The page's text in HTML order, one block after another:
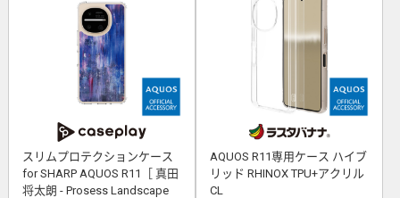
スリムプロテクションケース
for SHARP AQUOS R11［ 真田
将太朗 - Prosess Landscape
AQUOS R11専用ケース ハイブ
リッド RHINOX TPU+アクリル
CL